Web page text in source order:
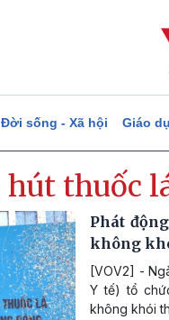
Đời sống - Xã hội Giáo
hút thuốc
Phát
không
[VOV2] -
Y tế) tổ
không khói